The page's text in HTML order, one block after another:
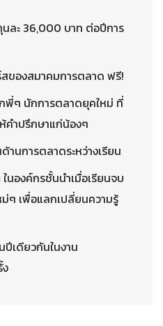
ละ 36,000 บาท ต่อปีการ
ของสมาคมการตลาด ฟรี!
พี่ๆ นักการตลาดยุคใหม่ ที่
ห้คำปรึกษาแก่น้องๆ
านการตลาดระหว่างเรียน
นองค์กรชั้นนำเมื่อเรียนจบ
ม่ๆ เพื่อแลกเปลี่ยนความรู้
เดียวกันในงาน